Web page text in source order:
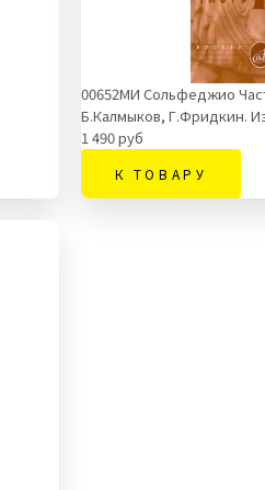
00652МИ Сольфеджио
Б.Калмыков, Г.Фридкин.
1 490 руб
К ТОВАРУ